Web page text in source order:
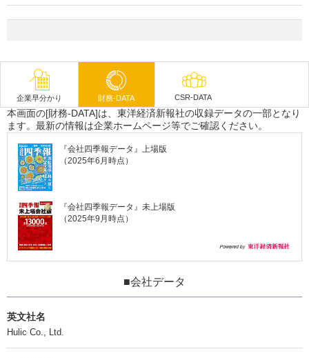
企業早分かり 財務-DATA CSR-DATA
本画面の[財務-DATA]は、東洋経済新報社の収録データの一部となり
ます。最新の情報は企業ホームページ等でご確認ください。
『会社四季報データ』上場版
（2025年6月時点）
『会社四季報データ』未上場版
（2025年9月時点）
■会社データ
英文社名
Hulic Co., Ltd.